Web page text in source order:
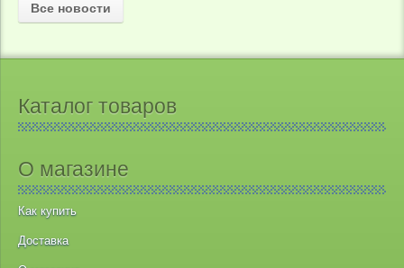
Все новости
Каталог товаров
О магазине
Как купить
Доставка